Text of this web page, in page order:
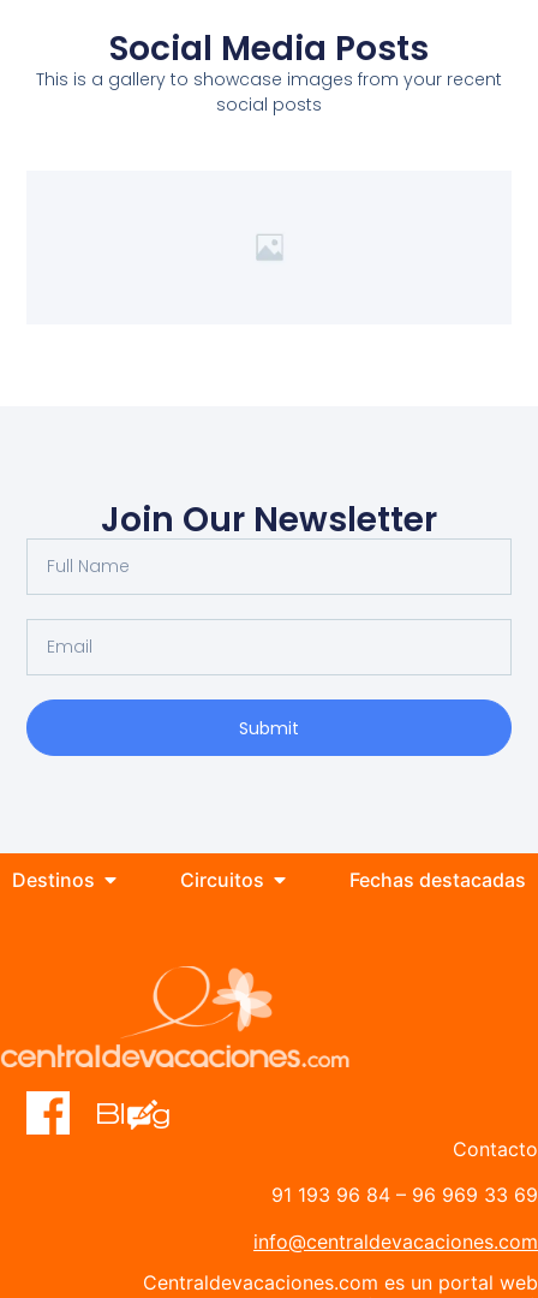
Social Media Posts
This is a gallery to showcase images from your recent
social posts
Join Our Newsletter
Submit
Destinos Circuitos Fechas destacadas
Contacto
91 193 96 84 – 96 969 33 69
info@centraldevacaciones.com
Centraldevacaciones.com es un portal web